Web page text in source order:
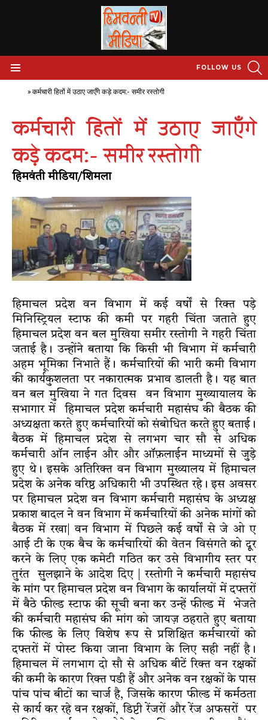
FOLLOW US
» कर्मचारी हितों में उठाए जाएँगे कड़े कदम:- समीर रस्तोगी
कर्मचारी हितों में उठाए जाएँगे
कड़े कदम:- समीर रस्तोगी
हिमवंती मीडिया/शिमला
हिमाचल प्रदेश वन विभाग में कई वर्षों से रिक्त पड़े
मिनिस्ट्रियल स्टाफ की कमी पर गहरी चिंता जताते हुए
हिमाचल प्रदेश वन बल मुखिया समीर रस्तोगी ने गहरी चिंता
जताई है। उन्होंने बताया कि किसी भी विभाग में कर्मचारी
अहम भूमिका निभाते हैं। कर्मचारियों की भारी कमी विभाग
की कार्यकुशलता पर नकारात्मक प्रभाव डालती है। यह बात
वन बल मुखिया ने गत दिवस वन विभाग मुख्यायालय के
सभागार में हिमाचल प्रदेश कर्मचारी महासंघ की बैठक की
अध्यक्षता करते हुए कर्मचारियों को संबोधित करते हुए बताई।
बैठक में हिमाचल प्रदेश से लगभग चार सौ से अधिक
कर्मचारी ऑन लाईन और और ऑफ़लाईन माध्यमों से जुड़े
हुए थे। इसके अतिरिक्त वन विभाग मुख्यालय में हिमाचल
प्रदेश के अनेक वरिष्ठ अधिकारी भी उपस्थित रहे। इस अवसर
पर हिमाचल प्रदेश वन विभाग कर्मचारी महासंघ के अध्यक्ष
प्रकाश बादल ने वन विभाग में कर्मचारियों की अनेक मांगों को
बैठक में रखा| वन विभाग में पिछले कई वर्षों से जे ओ ए
आई टी के एक बैच के कर्मचारियों की वेतन विसंगते को दूर
करने के लिए एक कमेटी गठित कर उसे विभागीय स्तर पर
तुरंत सुलझाने के आदेश दिए | रस्तोगी ने कर्मचारी महासंघ
के मांग पर हिमाचल प्रदेश वन विभाग के कार्यालयों में दफ्तरों
में बैठे फील्ड स्टाफ की सूची बना कर उन्हें फील्ड में भेजते
की कर्मचारी महासंघ की मांग को जायज़ ठहराते हुए बताया
कि फील्ड के लिए विशेष रूप से प्रशिक्षित कर्मचारयों को
दफ्तरों में पोस्ट किया जाना विभाग के लिए सही नहीं है।
हिमाचल में लगभाग दो सौ से अधिक बीटें रिक्त वन रक्षकों
की कमी के कारण रिक्त पडी हैं और अनेक वन रक्षकों के पास
पांच पांच बीटों का चार्ज है, जिसके कारण फील्ड में कर्मठता
से कार्य कर रहे वन रक्षकों, डिप्टी रेंजरों और रेंज अफसरों पर